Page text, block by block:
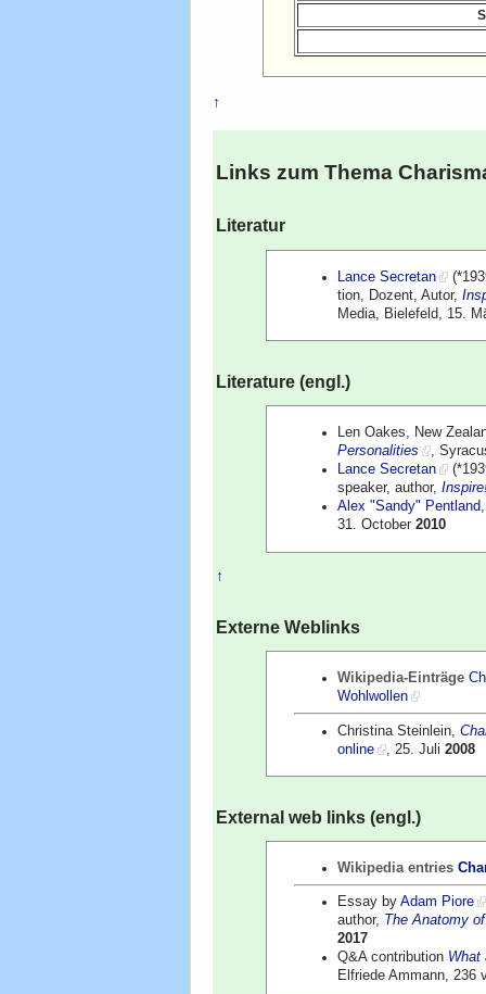
↑
Links zum Thema
Literatur
Lance Secretan
tion, Dozent, Autor,
Media, Bielefeld, 15.
Literature (engl.)
Len Oakes, New
Personalities
,
Lance Secretan
speaker, author,
Alex "Sandy"
31. October2010
↑
Externe Weblinks
Wikipedia-Einträge
Wohlwollen
Christina Steinlein,
online
, 25. Juli2008
External web links (engl.)
Wikipedia entries
Essay byAdam Piore
author, The Anatomy
2017
Q&A contribution What
Elfriede Ammann, 236